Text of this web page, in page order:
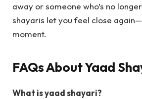
away or someone who’s no
shayaris let you feel close
moment.
FAQs About Yaad
What is yaad shayari?